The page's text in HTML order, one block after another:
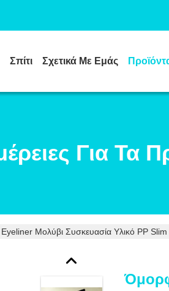
Σπίτι Σχετικά Με Εμάς
Για Τα
Μολύβι Συσκευασία Υλικό PP